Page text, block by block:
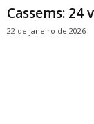
Cassems: 24
22 de janeiro de 2026